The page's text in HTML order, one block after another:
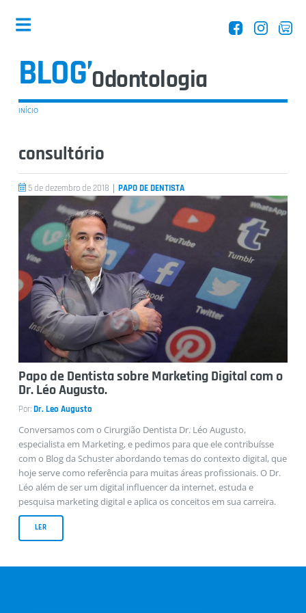
BLOG’Odontologia
Dentistas
Equipamentos
Entrevistas
Casos Clínicos
INÍCIO
consultório
5 de dezembro de 2018 |PAPO DE DENTISTA
Papo de Dentista sobre Marketing Digital com o
Dr. Léo Augusto.
Por:Dr. Leo Augusto
Conversamos com o Cirurgião Dentista Dr. Léo Augusto,
especialista em Marketing, e pedimos para que ele contribuísse
com o Blog da Schuster abordando temas do contexto digital, que
hoje serve como referência para muitas áreas profissionais. O Dr.
Léo além de ser um digital influencer da internet, estuda e
pesquisa marketing digital e aplica os conceitos em sua carreira.
LER